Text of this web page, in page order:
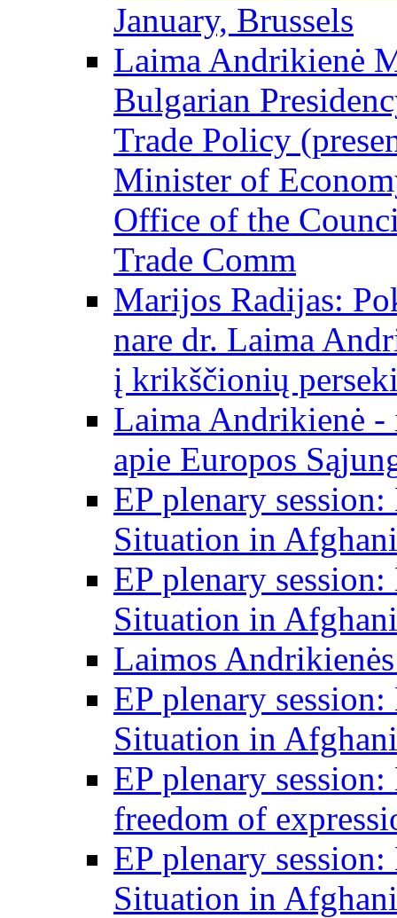
January, Brussels
Laima Andrikienė
Bulgarian
Trade Policy
Minister of
Office of the
Trade Comm
Marijos Radijas:
nare dr. Laima
į krikščionių
Laima Andrikienė -
apie Europos
EP plenary
Situation in
EP plenary
Situation in
Laimos
EP plenary
Situation in
EP plenary
freedom of
EP plenary
Situation in